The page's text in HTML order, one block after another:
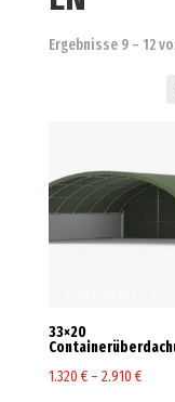
Ergebnisse 9 – 12
33×20
1.320 €– 2.910 €